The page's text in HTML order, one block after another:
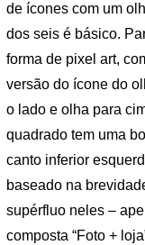
de ícones com um
dos seis é básico.
forma de pixel art,
versão do ícone do
o lado e olha para
quadrado tem uma
canto inferior
baseado na
supérfluo neles –
composta “Foto +